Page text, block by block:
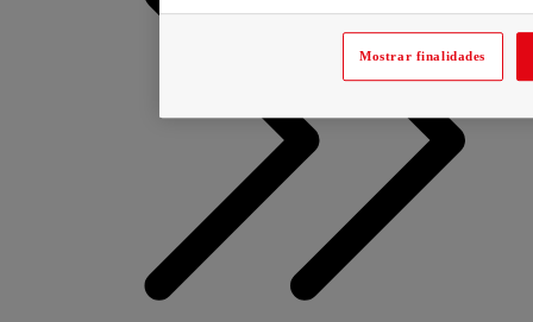
Mostrar finalidades